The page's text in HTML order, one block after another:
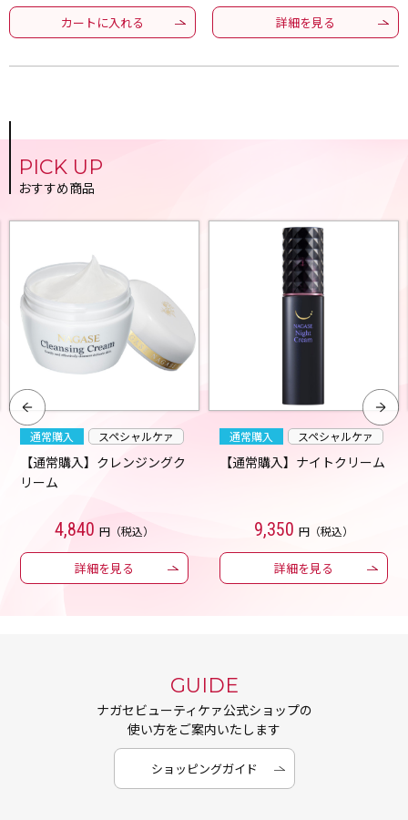
カートに入れる 詳細を見る
PICK UP
おすすめ商品
通常購入 スペシャルケァ
【通常購入】クレンジングク
リーム
4,840 円（税込）
詳細を見る
通常購入 スペシャルケァ
【通常購入】ナイトクリーム
9,350 円（税込）
詳細を見る
GUIDE
ナガセビューティケァ公式ショップの
使い方をご案内いたします
ショッピングガイド